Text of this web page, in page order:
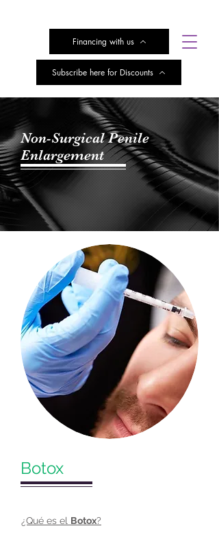
Financing with us
Subscribe here for Discounts
Non-Surgical Penile
Enlargement
Botox
¿Qué es el Botox?